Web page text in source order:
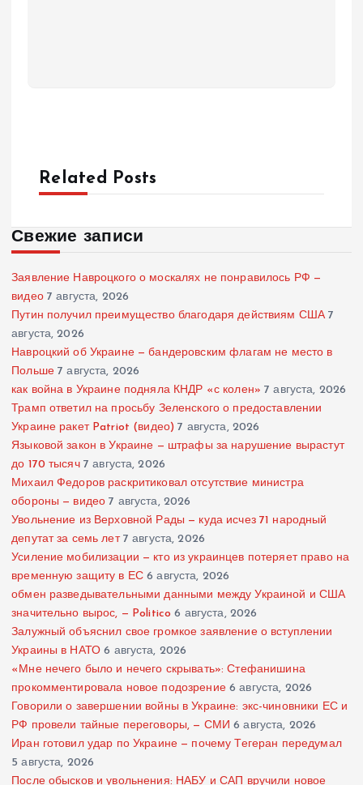
Related Posts
Свежие записи
Заявление Навроцкого о москалях не понравилось РФ —
видео 7 августа, 2026
Путин получил преимущество благодаря действиям США 7
августа, 2026
Навроцкий об Украине — бандеровским флагам не место в
Польше 7 августа, 2026
как война в Украине подняла КНДР «с колен» 7 августа, 2026
Трамп ответил на просьбу Зеленского о предоставлении
Украине ракет Patriot (видео) 7 августа, 2026
Языковой закон в Украине — штрафы за нарушение вырастут
до 170 тысяч 7 августа, 2026
Михаил Федоров раскритиковал отсутствие министра
обороны — видео 7 августа, 2026
Увольнение из Верховной Рады — куда исчез 71 народный
депутат за семь лет 7 августа, 2026
Усиление мобилизации — кто из украинцев потеряет право на
временную защиту в ЕС 6 августа, 2026
обмен разведывательными данными между Украиной и США
значительно вырос, — Politico 6 августа, 2026
Залужный объяснил свое громкое заявление о вступлении
Украины в НАТО 6 августа, 2026
«Мне нечего было и нечего скрывать»: Стефанишина
прокомментировала новое подозрение 6 августа, 2026
Говорили о завершении войны в Украине: экс-чиновники ЕС и
РФ провели тайные переговоры, — СМИ 6 августа, 2026
Иран готовил удар по Украине — почему Тегеран передумал
5 августа, 2026
После обысков и увольнения: НАБУ и САП вручили новое